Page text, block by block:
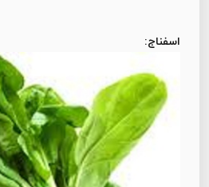
اسفناج: